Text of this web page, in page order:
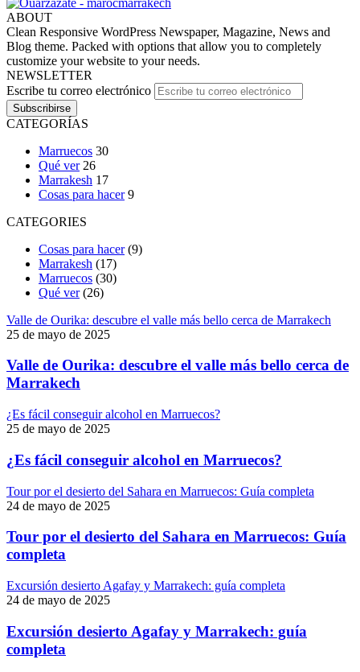
ABOUT
Clean Responsive WordPress Newspaper, Magazine, News and
Blog theme. Packed with options that allow you to completely
customize your website to your needs.
NEWSLETTER
Escribe tu correo electrónico
CATEGORÍAS
Marruecos 30
Qué ver 26
Marrakesh 17
Cosas para hacer 9
CATEGORIES
Cosas para hacer(9)
Marrakesh (17)
Marruecos (30)
Qué ver(26)
Valle de Ourika: descubre el valle más bello cerca de Marrakech
25 de mayo de 2025
Valle de Ourika: descubre el valle más bello cerca de
Marrakech
¿Es fácil conseguir alcohol en Marruecos?
25 de mayo de 2025
¿Es fácil conseguir alcohol en Marruecos?
Tour por el desierto del Sahara en Marruecos: Guía completa
24 de mayo de 2025
Tour por el desierto del Sahara en Marruecos: Guía
completa
Excursión desierto Agafay y Marrakech: guía completa
24 de mayo de 2025
Excursión desierto Agafay y Marrakech: guía
completa